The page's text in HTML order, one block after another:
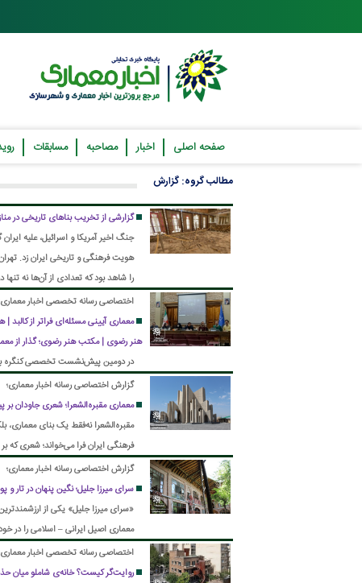
صفحه اصلی اخبار مصاحبه مسابقات
مطالب گروه: گزارش
گزارشی از تخریب بناهای تاریخی در
جنگ اخیر آمریکا و اسرائیل، علیه
هویت فرهنگی و تاریخی ایران زد.
را شاهد بود که تعدادی از آن‌ها نه
اختصاصی رسانه تخصصی اخبار
معماری آیینی مسئله‌ای فراتر از
هنر رضوی | مکتب هنر رضوی؛ گذار از
در دومین پیش‌نشست تخصصی کنگره
معاصر، بر لزوم بازاندیشی در مفهوم
گزارش اختصاصی رسانه اخبار معماری؛
معماری مقبره‌الشعرا؛ شعری جاودان بر
مقبره‌الشعرا نه‌فقط یک بنای معماری،
فرهنگی ایران فرا می‌خواند؛ شعری که
گزارش اختصاصی رسانه اخبار معماری؛
سرای میرزا جلیل؛ نگین پنهان در تار و
«سرای میرزا جلیل» یکی از
معماری اصیل ایرانی – اسلامی را در
اختصاصی رسانه تخصصی اخبار
روایت‌گر کیست؟ خانه‌ی شاملو میان